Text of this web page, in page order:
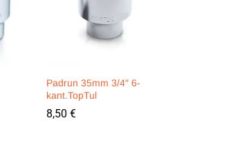
Padrun 35mm 3/4″ 6-
kant.TopTul
8,50 €
8,50 €